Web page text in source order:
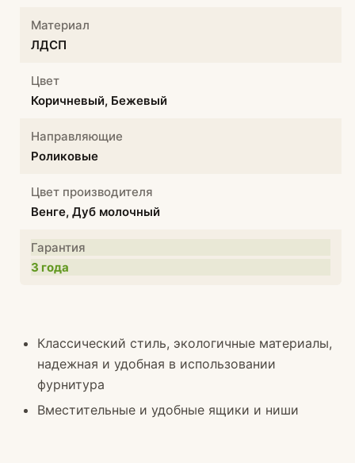
Материал
ЛДСП
Цвет
Коричневый, Бежевый
Направляющие
Роликовые
Цвет производителя
Венге, Дуб молочный
Гарантия
3 года
Классический стиль, экологичные материалы,
надежная и удобная в использовании
фурнитура
Вместительные и удобные ящики и ниши